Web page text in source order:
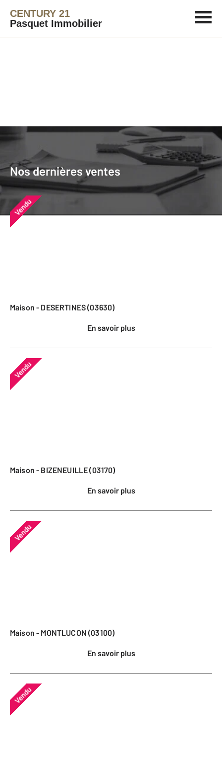
CENTURY 21
Pasquet Immobilier
Nos dernières ventes
Nos dernières ventes
Nos derniers biens vendus près de
chez vous
Vendu
Maison - DESERTINES (03630)
En savoir plus
Vendu
Maison - BIZENEUILLE (03170)
En savoir plus
Vendu
Maison - MONTLUCON (03100)
En savoir plus
Vendu